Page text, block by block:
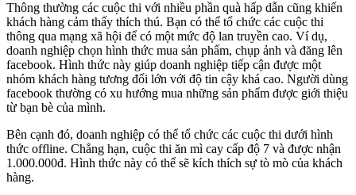
Thông thường các cuộc thi với nhiều phần quà hấp dẫn cũng khiến
khách hàng cảm thấy thích thú. Bạn có thể tổ chức các cuộc thi
thông qua mạng xã hội để có một mức độ lan truyền cao. Ví dụ,
doanh nghiệp chọn hình thức mua sản phẩm, chụp ảnh và đăng lên
facebook. Hình thức này giúp doanh nghiệp tiếp cận được một
nhóm khách hàng tương đối lớn với độ tin cậy khá cao. Người dùng
facebook thường có xu hướng mua những sản phẩm được giới thiệu
từ bạn bè của mình.
Bên cạnh đó, doanh nghiệp có thể tổ chức các cuộc thi dưới hình
thức offline. Chẳng hạn, cuộc thi ăn mì cay cấp độ 7 và được nhận
1.000.000đ. Hình thức này có thể sẽ kích thích sự tò mò của khách
hàng.